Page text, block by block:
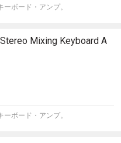
ボード・アンプ。
Mixing Keyboard A
ボード・アンプ。